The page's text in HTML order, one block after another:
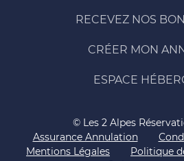
RECEVEZ NOS
CRÉER MON
ESPACE
© Les 2 Alpes
Assurance Annulation
Mentions Légales
Politique